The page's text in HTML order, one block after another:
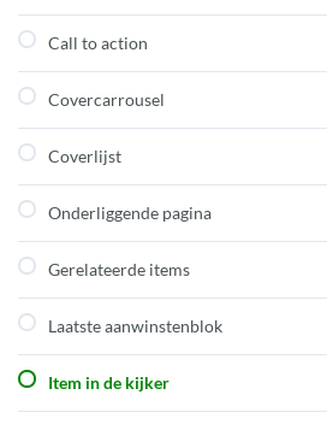
Call to action
Covercarrousel
Coverlijst
Onderliggende pagina
Gerelateerde items
Laatste aanwinstenblok
Item in de kijker